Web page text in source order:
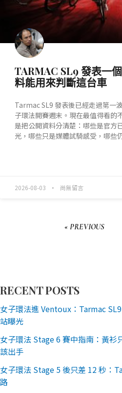
TARMAC SL9 發表一
料能用來判斷這台車
Tarmac SL9 發表後已經走過第一
子環法開賽週末。現在最值得看的
是把公開資料分清楚：哪些是官方
光，哪些只是媒體試騎感受，哪些
2026-08-03 尚無留言
« PREVIOUS
RECENT POSTS
女子環法進 Ventoux：Tarmac
站曝光
女子環法 Stage 6 賽中指南：黃衫
該出手
女子環法 Stage 5 後只差 12 秒：
路